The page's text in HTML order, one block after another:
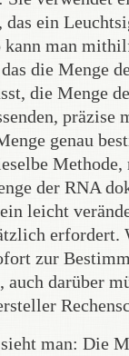
ein
man
die Menge
die Menge
präzise
genau
Methode,
der RNA
leicht
erfordert.
zur
auch darüber
man: Die